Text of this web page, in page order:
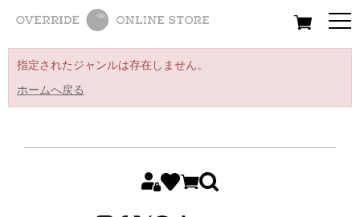
All Women Men
指定されたジャンルは存在しません。
ホームへ戻る